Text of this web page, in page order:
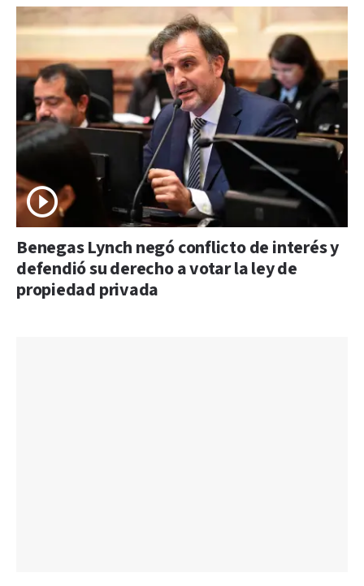
Benegas Lynch negó conflicto de interés y
defendió su derecho a votar la ley de
propiedad privada